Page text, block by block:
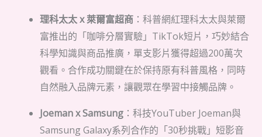
理科太太 x 萊爾富超商 ：科普網紅理科太太與萊爾
富推出的「咖啡分層實驗」TikTok短片，巧妙結合
科學知識與商品推廣，單支影片獲得超過200萬次
觀看。合作成功關鍵在於保持原有科普風格，同時
自然融入品牌元素，讓觀眾在學習中接觸品牌。
Joeman x Samsung ：科技YouTuber Joeman與
Samsung Galaxy系列合作的「30秒挑戰」短影音